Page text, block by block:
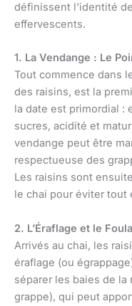
définissent l’identité
effervescents.
1. La Vendange : Le
Tout commence dans
des raisins, est la
la date est primordial :
sucres, acidité et
vendange peut être
respectueuse des
Les raisins sont
le chai pour éviter tout
2. L’Éraflage et le
Arrivés au chai, les
éraflage (ou
séparer les baies de
grappe), qui peut